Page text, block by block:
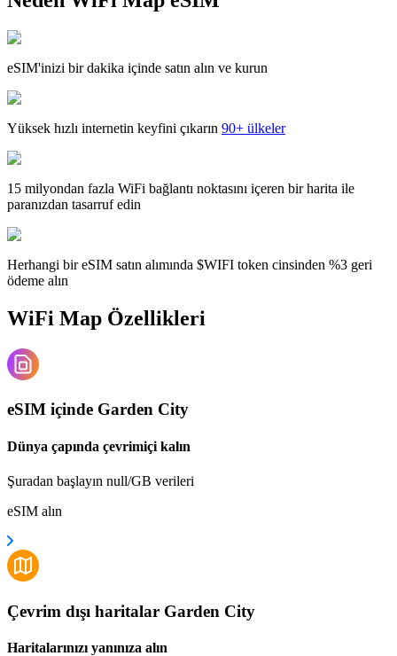
eSIM'inizi bir dakika içinde satın alın ve kurun
Yüksek hızlı internetin keyfini çıkarın 90+ ülkeler
15 milyondan fazla WiFi bağlantı noktasını içeren bir harita ile
paranızdan tasarruf edin
Herhangi bir eSIM satın alımında $WIFI token cinsinden %3 geri
ödeme alın
WiFi Map Özellikleri
eSIM içinde Garden City
Dünya çapında çevrimiçi kalın
Şuradan başlayın null/GB verileri
eSIM alın
Çevrim dışı haritalar Garden City
Haritalarınızı yanınıza alın